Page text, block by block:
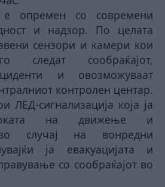
е опремен со современи
и надзор. По целата
сензори и камери кои
следат сообраќајот,
и овозможуваат
контролен центар.
ЛЕД-сигнализација која ја
на движење и
случај на вонредни
ја евакуацијата и
со сообраќајот во